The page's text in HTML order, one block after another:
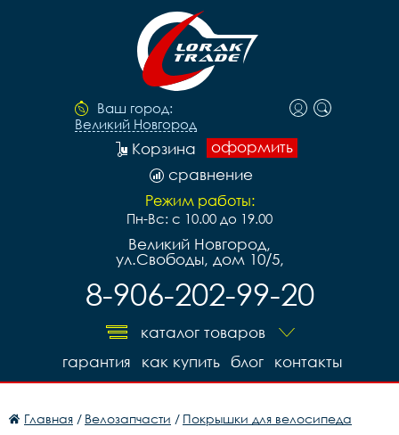
Ваш город:
Великий Новгород
оформить
Корзина
сравнение
Режим работы:
Пн-Вс: с 10.00 до 19.00
Великий Новгород,
ул.Свободы, дом 10/5,
8-906-202-99-20
каталог товаров
контакты
блог
как купить
гарантия
Главная / Велозапчасти / Покрышки для велосипеда